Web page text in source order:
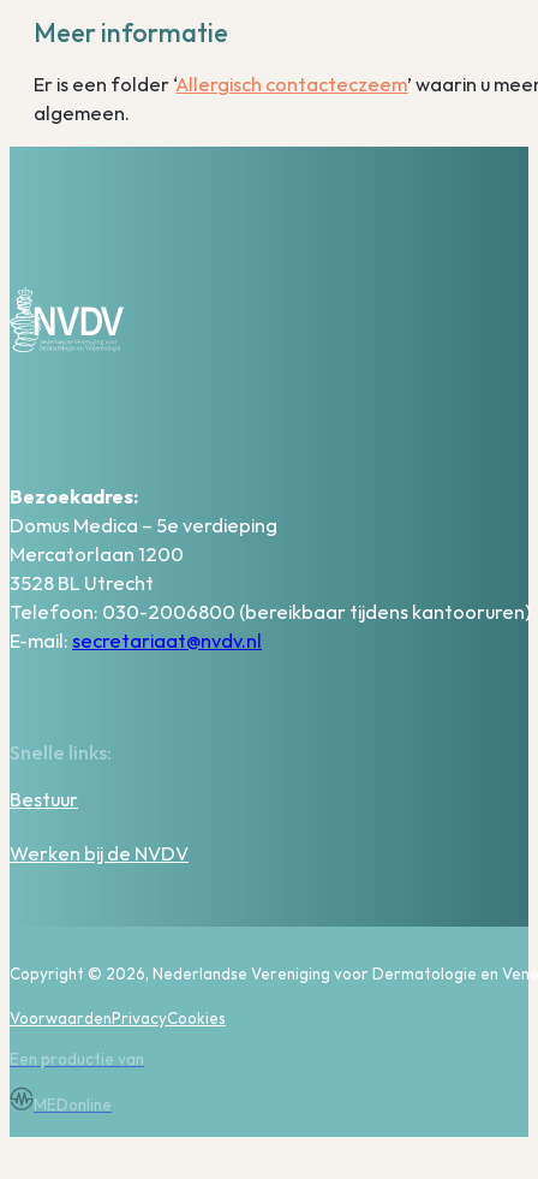
Meer informatie
Er is een folder ‘Allergisch contacteczeem’ waarin u
algemeen.
Bezoekadres:
Domus Medica – 5e verdieping
Mercatorlaan 1200
3528 BL Utrecht
Telefoon: 030-2006800 (bereikbaar tijdens kantooruren)
E-mail: secretariaat@nvdv.nl
Snelle links:
Bestuur
Werken bij de NVDV
Copyright © 2026, Nederlandse Vereniging voor Dermatologie en
VoorwaardenPrivacyCookies
Een productie van
MEDonline